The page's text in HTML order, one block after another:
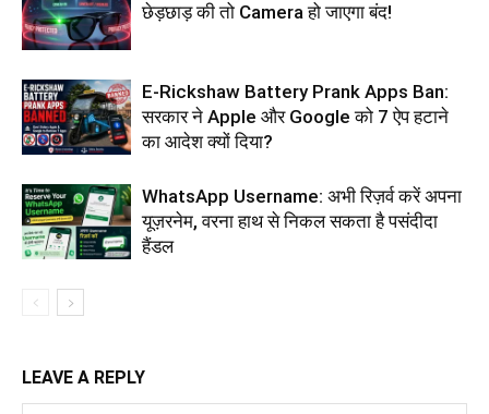
छेड़छाड़ की तो Camera हो जाएगा बंद!
E-Rickshaw Battery Prank Apps Ban:
सरकार ने Apple और Google को 7 ऐप हटाने
का आदेश क्यों दिया?
WhatsApp Username: अभी रिज़र्व करें अपना
यूज़रनेम, वरना हाथ से निकल सकता है पसंदीदा
हैंडल
LEAVE A REPLY